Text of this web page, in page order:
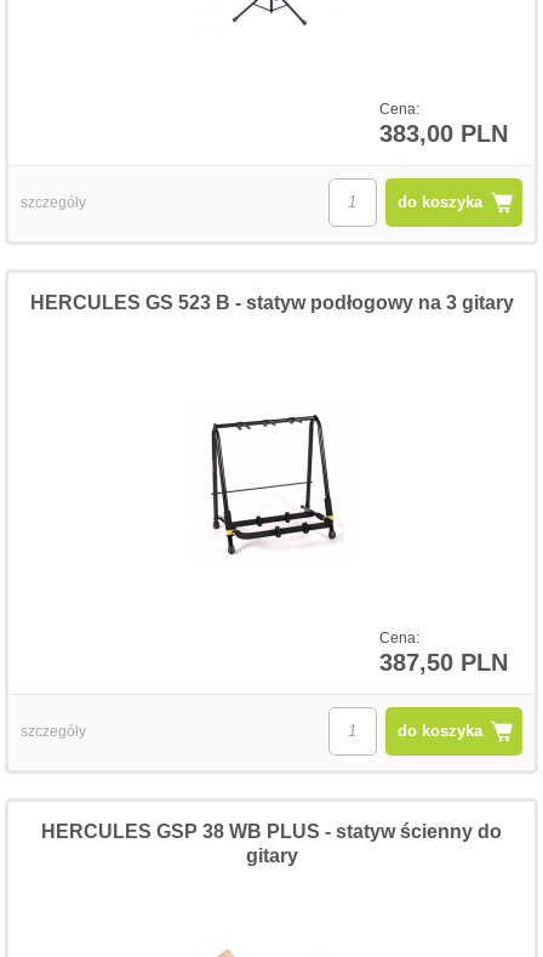
Cena:
383,00 PLN
do koszyka
szczegóły
Cena:
387,50 PLN
HERCULES GS 523 B - statyw podłogowy na 3 gitary
do koszyka
szczegóły
HERCULES GSP 38 WB PLUS - statyw ścienny do
gitary